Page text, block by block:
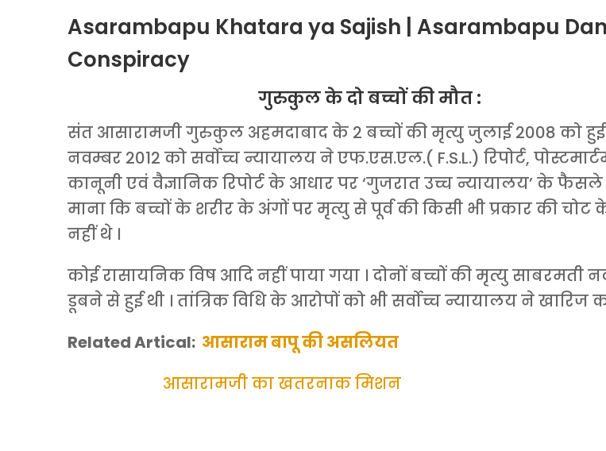
Asarambapu Khatara ya Sajish | Asarambapu
Conspiracy
गुरुकुल के दो बच्चों की मौत :
संत आसारामजी गुरुकुल अहमदाबाद के 2 बच्चों की मृत्यु जुलाई 2008 को हुई
नवम्बर 2012 को सर्वोच्च न्यायालय ने एफ.एस.एल.( F.S.L.) रिपोर्ट,
कानूनी एवं वैज्ञानिक रिपोर्ट के आधार पर ‘गुजरात उच्च न्यायालय’ के
माना कि बच्चों के शरीर के अंगों पर मृत्यु से पूर्व की किसी भी प्रकार की चोट
नहीं थे ।
कोई रासायनिक विष आदि नहीं पाया गया । दोनों बच्चों की मृत्यु साबरमती
डूबने से हुई थी । तांत्रिक विधि के आरोपों को भी सर्वोच्च न्यायालय ने खारिज
Related Artical: आसाराम बापू की असलियत
आसारामजी का खतरनाक मिशन